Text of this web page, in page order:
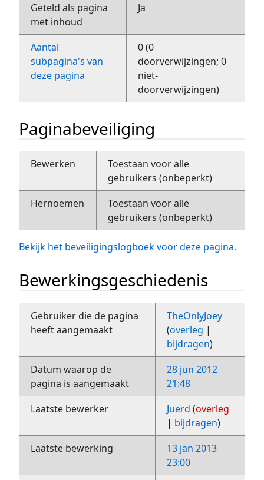
Geteld als pagina
met inhoud
Ja
Aantal
subpagina's van
deze pagina
0 (0
doorverwijzingen; 0
niet-
doorverwijzingen)
Paginabeveiliging
Bewerken
Toestaan voor alle
gebruikers (onbeperkt)
Hernoemen
Toestaan voor alle
gebruikers (onbeperkt)
Bekijk het beveiligingslogboek voor deze pagina.
Bewerkingsgeschiedenis
Gebruiker die de pagina
heeft aangemaakt
TheOnlyJoey
(overleg |
bijdragen)
Datum waarop de
pagina is aangemaakt
28 jun 2012
21:48
Laatste bewerker
Juerd (overleg
| bijdragen)
Laatste bewerking
13 jan 2013
23:00